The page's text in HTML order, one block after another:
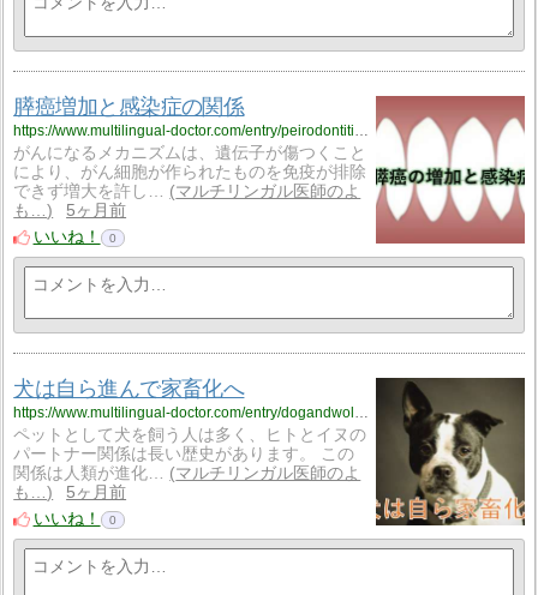
膵癌増加と感染症の関係
https://www.multilingual-doctor.com/entry/peirodontitis?utm_source=feed
がんになるメカニズムは、遺伝子が傷つくこと
により、がん細胞が作られたものを免疫が排除
できず増大を許し…
マルチリンガル医師のよ
も…
5ヶ月前
いいね！
0
犬は自ら進んで家畜化へ
https://www.multilingual-doctor.com/entry/dogandwolf?utm_source=feed
ペットとして犬を飼う人は多く、ヒトとイヌの
パートナー関係は長い歴史があります。 この
関係は人類が進化…
マルチリンガル医師のよ
も…
5ヶ月前
いいね！
0